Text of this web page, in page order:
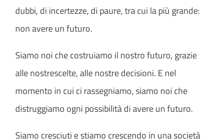
dubbi, di incertezze, di paure, tra cui la più grande:
non avere un futuro.
Siamo noi che costruiamo il nostro futuro, grazie
alle nostrescelte, alle nostre decisioni. E nel
momento in cui ci rassegniamo, siamo noi che
distruggiamo ogni possibilità di avere un futuro.
Siamo cresciuti e stiamo crescendo in una società